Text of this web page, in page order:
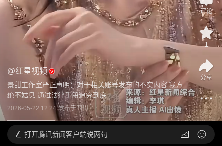
@红星视频
景甜工作室严正声明：对于相关账号发布的不实内容 我方
绝不姑息 通过法律手段追究到底
2026-05-22 12:24 发布于四川
评论
1
分享
打开腾讯新闻客户端说两句